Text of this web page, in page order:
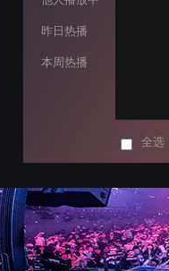
昨日热播
本周热播
全选